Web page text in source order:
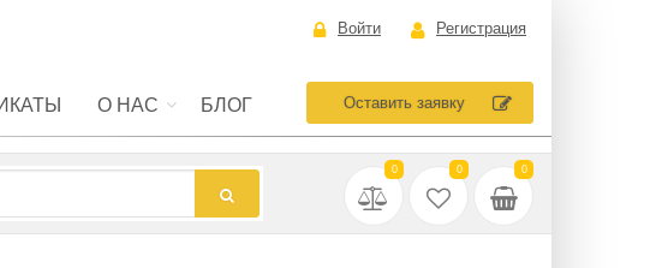
Войти Регистрация
О НАС БЛОГ Оставить заявку
0 0 0